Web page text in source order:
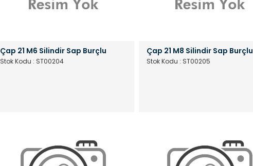
Çap 21 M6 Silindir Sap Burçlu
Stok Kodu : ST00204
Çap 21 M8 Silindir Sap Burçlu
Stok Kodu : ST00205